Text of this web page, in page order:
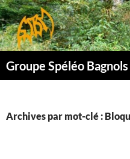
Aller
au
contenu
Groupe Spéléo
Archives par mot-clé :